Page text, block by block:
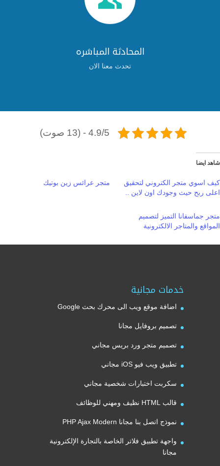

المحادثة المباشره
تحدث معنا الان
4.9/5 - (13 صوت)
شاهد ايضا
كيف اسوي متجر الكتروني لتحقيق
اعلى ربح حيث وجودك اون لاين ..
متجر عرائس زين بوتيك
متجر جماسفانا التميز لتصميم
المواقع والمتاجر الالكترونية
خدمات مجانية
اضافة موقع ويب الى محرك بحث Google
تصميم بروفايل مجانا
تصميم متجر ورد بريس مجاني
تطبيق ويب فيو iOS مجاني
سكربت اختبارات شخصية مجاني
قالب HTML نظيف ومهني للوظائف
نموذج اتصل بنا مجانا PHP Ajax Modern
واجهة تطبيق فلاتر الخاصة بالتجارة الإلكترونية
مجانا